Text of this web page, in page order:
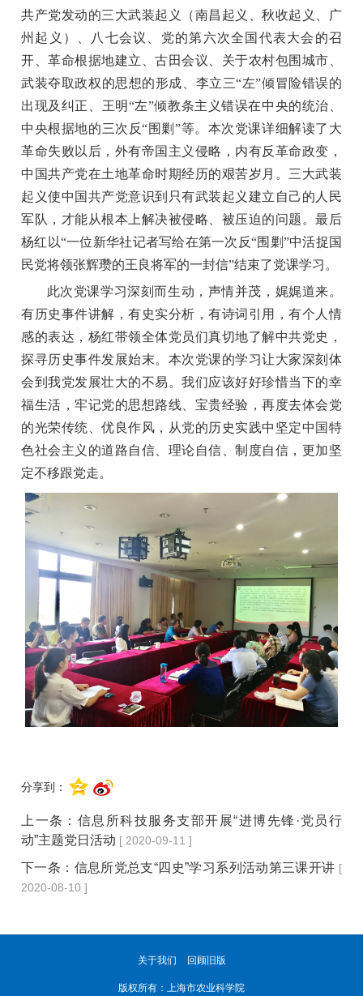
共产党发动的三大武装起义（南昌起义、秋收起义、广
州起义）、八七会议、党的第六次全国代表大会的召
开、革命根据地建立、古田会议、关于农村包围城市、
武装夺取政权的思想的形成、李立三“左”倾冒险错误的
出现及纠正、王明“左”倾教条主义错误在中央的统治、
中央根据地的三次反“围剿”等。本次党课详细解读了大
革命失败以后，外有帝国主义侵略，内有反革命政变，
中国共产党在土地革命时期经历的艰苦岁月。三大武装
起义使中国共产党意识到只有武装起义建立自己的人民
军队，才能从根本上解决被侵略、被压迫的问题。最后
杨红以“一位新华社记者写给在第一次反“围剿”中活捉国
民党将领张辉瓒的王良将军的一封信”结束了党课学习。
此次党课学习深刻而生动，声情并茂，娓娓道来。
有历史事件讲解，有史实分析，有诗词引用，有个人情
感的表达，杨红带领全体党员们真切地了解中共党史，
探寻历史事件发展始末。本次党课的学习让大家深刻体
会到我党发展壮大的不易。我们应该好好珍惜当下的幸
福生活，牢记党的思想路线、宝贵经验，再度去体会党
的光荣传统、优良作风，从党的历史实践中坚定中国特
色社会主义的道路自信、理论自信、制度自信，更加坚
定不移跟党走。
分享到：
上一条： 信息所科技服务支部开展“进博先锋·党员行
动”主题党日活动 [ 2020-09-11 ]
下一条： 信息所党总支“四史”学习系列活动第三课开讲 [
2020-08-10 ]
关于我们 回顾旧版
版权所有：上海市农业科学院